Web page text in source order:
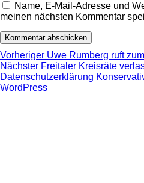
Name, E-Mail-Adresse und
meinen nächsten Kommentar
Beitragsnavigation
Vorheriger Vorheriger
Beitrag:
Uwe Rumberg ruft
Nächster Nächster
Beitrag:
Freitaler Kreisräte
Datenschutzerklärung
WordPress